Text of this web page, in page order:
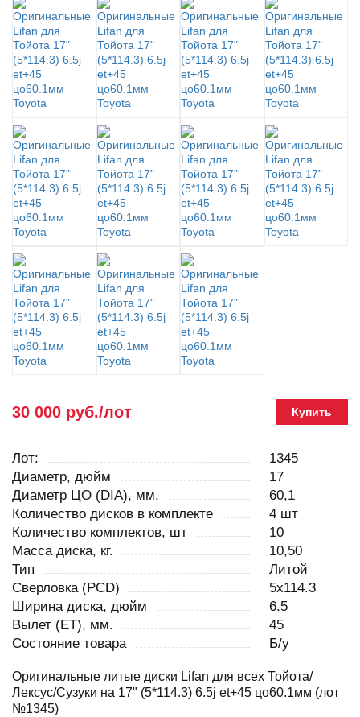
30 000 руб./лот Купить
Лот:
1345
Диаметр, дюйм
17
Диаметр ЦО (DIA), мм.
60,1
Количество дисков в комплекте
4 шт
Количество комплектов, шт
10
Масса диска, кг.
10,50
Тип
Литой
Сверловка (PCD)
5x114.3
Ширина диска, дюйм
6.5
Вылет (ET), мм.
45
Состояние товара
Б/у
Оригинальные литые диски Lifan для всех Тойота/
Лексус/Сузуки на 17" (5*114.3) 6.5j et+45 цо60.1мм (лот
№1345)